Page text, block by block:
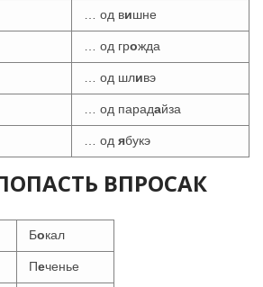
… од вишне
… од грожда
… од шливэ
… од парадайза
… од ябукэ
ВПРОСАК
Бокал
Печенье